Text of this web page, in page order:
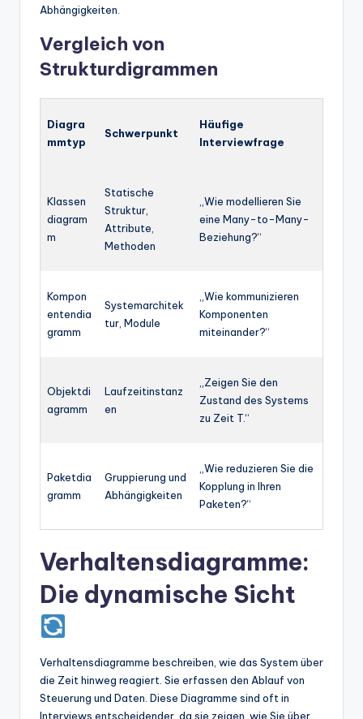
Abhängigkeiten.
Vergleich von
Strukturdigrammen
Diagra
mmtyp
Schwerpunkt
Häufige
Interviewfrage
Klassen
diagram
m
Statische
Struktur,
Attribute,
Methoden
„Wie modellieren Sie
eine Many-to-Many-
Beziehung?“
Kompon
entendia
gramm
Systemarchitek
tur, Module
„Wie kommunizieren
Komponenten
miteinander?“
Objektdi
agramm
Laufzeitinstanz
en
„Zeigen Sie den
Zustand des Systems
zu Zeit T.“
Paketdia
gramm
Gruppierung und
Abhängigkeiten
„Wie reduzieren Sie die
Kopplung in Ihren
Paketen?“
Verhaltensdiagramme:
Die dynamische Sicht
Verhaltensdiagramme beschreiben, wie das System über
die Zeit hinweg reagiert. Sie erfassen den Ablauf von
Steuerung und Daten. Diese Diagramme sind oft in
Interviews entscheidender, da sie zeigen, wie Sie über